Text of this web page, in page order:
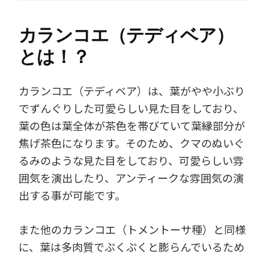
カランコエ（テディベア）
とは！？
カランコエ（テディベア）は、葉がやや小ぶり
でずんぐりした可愛らしい見た目をしており、
葉の色は葉全体が茶色を帯びていて葉縁部分が
焦げ茶色になります。そのため、クマのぬいぐ
るみのような見た目をしており、可愛らしい雰
囲気を演出したり、アンティークな雰囲気の演
出する事が可能です。
また他のカランコエ（トメントーサ種）と同様
に、葉は多肉質でぷくぷくと膨らんでいるため